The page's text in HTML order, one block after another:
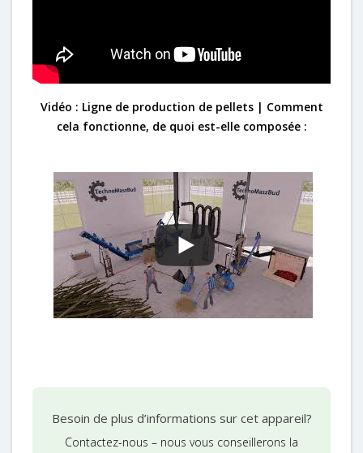
Vidéo : Ligne de production de pellets | Comment
cela fonctionne, de quoi est-elle composée :
Besoin de plus d’informations sur cet appareil?
Contactez-nous – nous vous conseillerons la